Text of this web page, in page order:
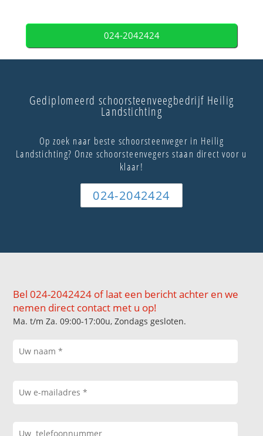
024-2042424
Gediplomeerd schoorsteenveegbedrijf Heilig
Landstichting
Op zoek naar beste schoorsteenveger in Heilig
Landstichting? Onze schoorsteenvegers staan direct voor u
klaar!
024-2042424
Bel 024-2042424 of laat een bericht achter en we
nemen direct contact met u op!
Ma. t/m Za. 09:00-17:00u, Zondags gesloten.